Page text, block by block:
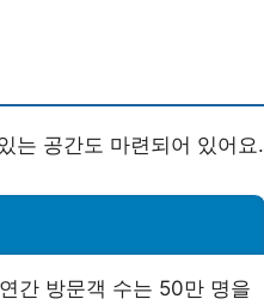
는 공간도 마련되어 있어요.
간 방문객 수는 50만 명을